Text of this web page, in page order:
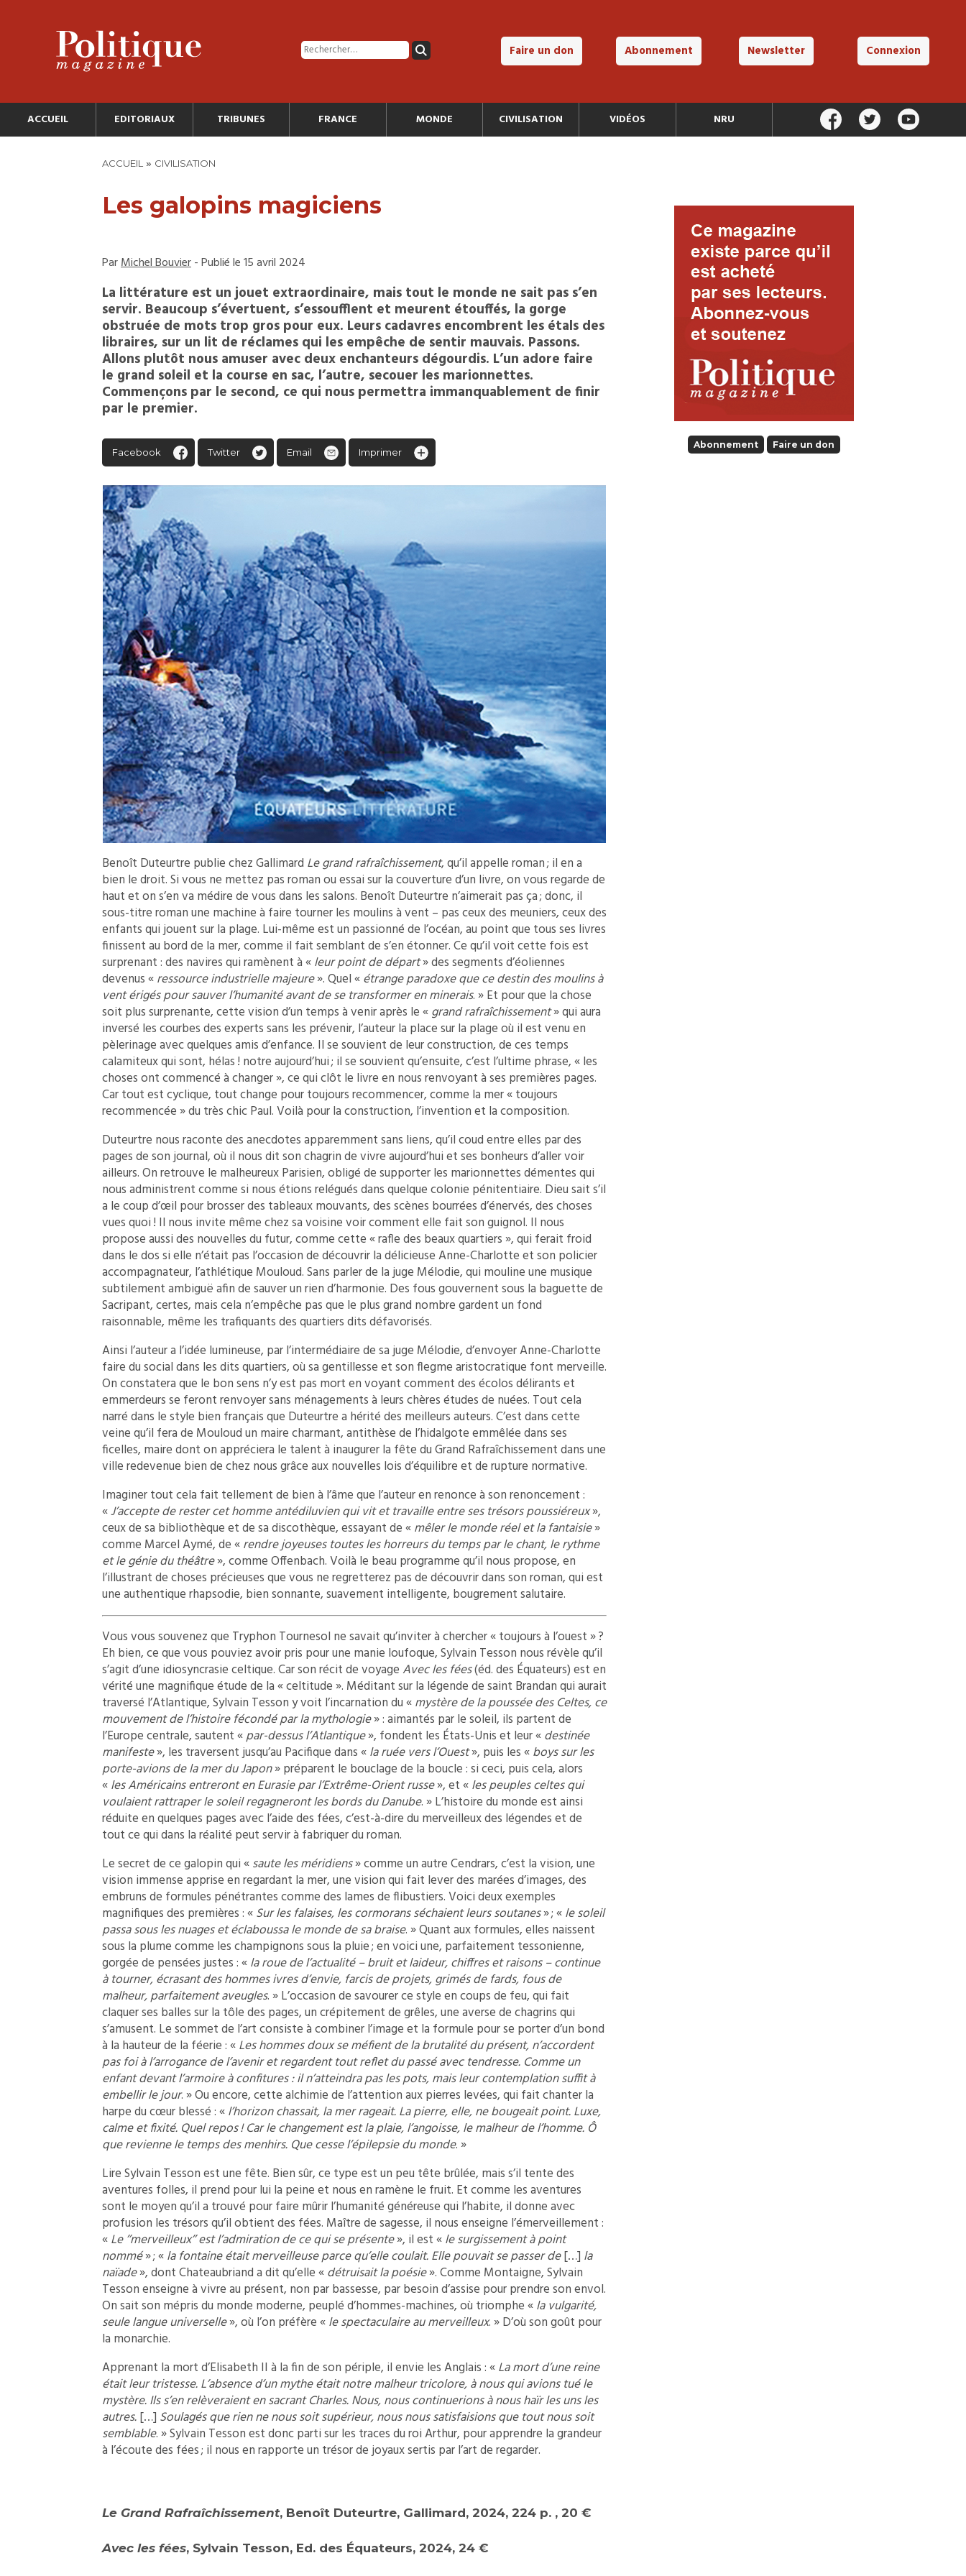
Faire un don Abonnement Newsletter Connexion
ACCUEIL EDITORIAUX TRIBUNES FRANCE MONDE CIVILISATION VIDÉOS NRU
ACCUEIL » CIVILISATION
Les galopins magiciens
ParMichel Bouvier- Publié le 15 avril 2024
La littérature est un jouet extraordinaire, mais tout le monde ne sait pas s’en
servir. Beaucoup s’évertuent, s’essoufflent et meurent étouffés, la gorge
obstruée de mots trop gros pour eux. Leurs cadavres encombrent les étals des
libraires, sur un lit de réclames qui les empêche de sentir mauvais. Passons.
Allons plutôt nous amuser avec deux enchanteurs dégourdis. L’un adore faire
le grand soleil et la course en sac, l’autre, secouer les marionnettes.
Commençons par le second, ce qui nous permettra immanquablement de finir
par le premier.
Facebook Twitter Email Imprimer
Benoît Duteurtre publie chez Gallimard Le grand rafraîchissement, qu’il appelle roman ; il en a
bien le droit. Si vous ne mettez pas roman ou essai sur la couverture d’un livre, on vous regarde de
haut et on s’en va médire de vous dans les salons. Benoît Duteurtre n’aimerait pas ça ; donc, il
sous-titre roman une machine à faire tourner les moulins à vent – pas ceux des meuniers, ceux des
enfants qui jouent sur la plage. Lui-même est un passionné de l’océan, au point que tous ses livres
finissent au bord de la mer, comme il fait semblant de s’en étonner. Ce qu’il voit cette fois est
surprenant : des navires qui ramènent à «leur point de départ» des segments d’éoliennes
devenus «ressource industrielle majeure». Quel «étrange paradoxe que ce destin des moulins à
vent érigés pour sauver l’humanité avant de se transformer en minerais. » Et pour que la chose
soit plus surprenante, cette vision d’un temps à venir après le «grand rafraîchissement» qui aura
inversé les courbes des experts sans les prévenir, l’auteur la place sur la plage où il est venu en
pèlerinage avec quelques amis d’enfance. Il se souvient de leur construction, de ces temps
calamiteux qui sont, hélas ! notre aujourd’hui ; il se souvient qu’ensuite, c’est l’ultime phrase, « les
choses ont commencé à changer », ce qui clôt le livre en nous renvoyant à ses premières pages.
Car tout est cyclique, tout change pour toujours recommencer, comme la mer « toujours
recommencée » du très chic Paul. Voilà pour la construction, l’invention et la composition.
Duteurtre nous raconte des anecdotes apparemment sans liens, qu’il coud entre elles par des
pages de son journal, où il nous dit son chagrin de vivre aujourd’hui et ses bonheurs d’aller voir
ailleurs. On retrouve le malheureux Parisien, obligé de supporter les marionnettes démentes qui
nous administrent comme si nous étions relégués dans quelque colonie pénitentiaire. Dieu sait s’il
a le coup d’œil pour brosser des tableaux mouvants, des scènes bourrées d’énervés, des choses
vues quoi ! Il nous invite même chez sa voisine voir comment elle fait son guignol. Il nous
propose aussi des nouvelles du futur, comme cette « rafle des beaux quartiers », qui ferait froid
dans le dos si elle n’était pas l’occasion de découvrir la délicieuse Anne-Charlotte et son policier
accompagnateur, l’athlétique Mouloud. Sans parler de la juge Mélodie, qui mouline une musique
subtilement ambiguë afin de sauver un rien d’harmonie. Des fous gouvernent sous la baguette de
Sacripant, certes, mais cela n’empêche pas que le plus grand nombre gardent un fond
raisonnable, même les trafiquants des quartiers dits défavorisés.
Ainsi l’auteur a l’idée lumineuse, par l’intermédiaire de sa juge Mélodie, d’envoyer Anne-Charlotte
faire du social dans les dits quartiers, où sa gentillesse et son flegme aristocratique font merveille.
On constatera que le bon sens n’y est pas mort en voyant comment des écolos délirants et
emmerdeurs se feront renvoyer sans ménagements à leurs chères études de nuées. Tout cela
narré dans le style bien français que Duteurtre a hérité des meilleurs auteurs. C’est dans cette
veine qu’il fera de Mouloud un maire charmant, antithèse de l’hidalgote emmêlée dans ses
ficelles, maire dont on appréciera le talent à inaugurer la fête du Grand Rafraîchissement dans une
ville redevenue bien de chez nous grâce aux nouvelles lois d’équilibre et de rupture normative.
Imaginer tout cela fait tellement de bien à l’âme que l’auteur en renonce à son renoncement :
«J’accepte de rester cet homme antédiluvien qui vit et travaille entre ses trésors poussiéreux»,
ceux de sa bibliothèque et de sa discothèque, essayant de «mêler le monde réel et la fantaisie»
comme Marcel Aymé, de «rendre joyeuses toutes les horreurs du temps par le chant, le rythme
et le génie du théâtre», comme Offenbach. Voilà le beau programme qu’il nous propose, en
l’illustrant de choses précieuses que vous ne regretterez pas de découvrir dans son roman, qui est
une authentique rhapsodie, bien sonnante, suavement intelligente, bougrement salutaire.
Vous vous souvenez que Tryphon Tournesol ne savait qu’inviter à chercher « toujours à l’ouest » ?
Eh bien, ce que vous pouviez avoir pris pour une manie loufoque, Sylvain Tesson nous révèle qu’il
s’agit d’une idiosyncrasie celtique. Car son récit de voyageAvec les fées(éd. des Équateurs) est en
vérité une magnifique étude de la « celtitude ». Méditant sur la légende de saint Brandan qui aurait
traversé l’Atlantique, Sylvain Tesson y voit l’incarnation du «mystère de la poussée des Celtes, ce
mouvement de l’histoire fécondé par la mythologie» : aimantés par le soleil, ils partent de
l’Europe centrale, sautent «par-dessus l’Atlantique», fondent les États-Unis et leur «destinée
manifeste», les traversent jusqu’au Pacifique dans «la ruée vers l’Ouest», puis les «boys sur les
porte-avions de la mer du Japon» préparent le bouclage de la boucle : si ceci, puis cela, alors
«les Américains entreront en Eurasie par l’Extrême-Orient russe», et «les peuples celtes qui
voulaient rattraper le soleil regagneront les bords du Danube. » L’histoire du monde est ainsi
réduite en quelques pages avec l’aide des fées, c’est-à-dire du merveilleux des légendes et de
tout ce qui dans la réalité peut servir à fabriquer du roman.
Le secret de ce galopin qui «saute les méridiens» comme un autre Cendrars, c’est la vision, une
vision immense apprise en regardant la mer, une vision qui fait lever des marées d’images, des
embruns de formules pénétrantes comme des lames de flibustiers. Voici deux exemples
magnifiques des premières : «Sur les falaises, les cormorans séchaient leurs soutanes» ; «le soleil
passa sous les nuages et éclaboussa le monde de sa braise. » Quant aux formules, elles naissent
sous la plume comme les champignons sous la pluie ; en voici une, parfaitement tessonienne,
gorgée de pensées justes : «la roue de l’actualité – bruit et laideur, chiffres et raisons – continue
à tourner, écrasant des hommes ivres d’envie, farcis de projets, grimés de fards, fous de
malheur, parfaitement aveugles. » L’occasion de savourer ce style en coups de feu, qui fait
claquer ses balles sur la tôle des pages, un crépitement de grêles, une averse de chagrins qui
s’amusent. Le sommet de l’art consiste à combiner l’image et la formule pour se porter d’un bond
à la hauteur de la féerie : «Les hommes doux se méfient de la brutalité du présent, n’accordent
pas foi à l’arrogance de l’avenir et regardent tout reflet du passé avec tendresse. Comme un
enfant devant l’armoire à confitures : il n’atteindra pas les pots, mais leur contemplation suffit à
embellir le jour. » Ou encore, cette alchimie de l’attention aux pierres levées, qui fait chanter la
harpe du cœur blessé : «l’horizon chassait, la mer rageait. La pierre, elle, ne bougeait point. Luxe,
calme et fixité. Quel repos ! Car le changement est la plaie, l’angoisse, le malheur de l’homme. Ô
que revienne le temps des menhirs. Que cesse l’épilepsie du monde. »
Lire Sylvain Tesson est une fête. Bien sûr, ce type est un peu tête brûlée, mais s’il tente des
aventures folles, il prend pour lui la peine et nous en ramène le fruit. Et comme les aventures
sont le moyen qu’il a trouvé pour faire mûrir l’humanité généreuse qui l’habite, il donne avec
profusion les trésors qu’il obtient des fées. Maître de sagesse, il nous enseigne l’émerveillement :
«Le ’’merveilleux’’ est l’admiration de ce qui se présente», il est «le surgissement à point
nommé» ; «la fontaine était merveilleuse parce qu’elle coulait. Elle pouvait se passer de[…] la
naïade», dont Chateaubriand a dit qu’elle «détruisait la poésie». Comme Montaigne, Sylvain
Tesson enseigne à vivre au présent, non par bassesse, par besoin d’assise pour prendre son envol.
On sait son mépris du monde moderne, peuplé d’hommes-machines, où triomphe «la vulgarité,
seule langue universelle», où l’on préfère «le spectaculaire au merveilleux. » D’où son goût pour
la monarchie.
Apprenant la mort d’Elisabeth II à la fin de son périple, il envie les Anglais : «La mort d’une reine
était leur tristesse. L’absence d’un mythe était notre malheur tricolore, à nous qui avions tué le
mystère. Ils s’en relèveraient en sacrant Charles. Nous, nous continuerions à nous haïr les uns les
autres.[…] Soulagés que rien ne nous soit supérieur, nous nous satisfaisions que tout nous soit
semblable. » Sylvain Tesson est donc parti sur les traces du roi Arthur, pour apprendre la grandeur
à l’écoute des fées ; il nous en rapporte un trésor de joyaux sertis par l’art de regarder.
Le Grand Rafraîchissement, Benoît Duteurtre, Gallimard, 2024, 224 p. , 20 €
Avec les fées, Sylvain Tesson, Ed. des Équateurs, 2024, 24 €
Abonnement Faire un don